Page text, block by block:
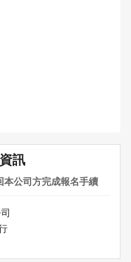
訊
本公司方完成報名手續